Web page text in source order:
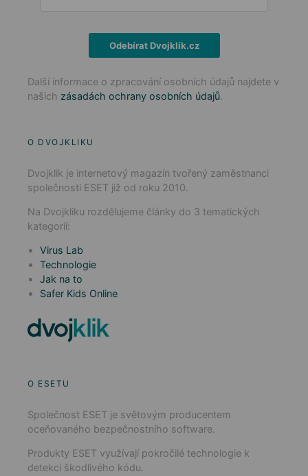
Odebírat Dvojklik.cz
Další informace o zpracování osobních údajů najdete v
našich zásadách ochrany osobních údajů.
O DVOJKLIKU
Dvojklik je internetový magazín tvořený zaměstnanci
společnosti ESET již od roku 2010.
Na Dvojkliku rozdělujeme články do 3 tematických
kategorií:
Virus Lab
Technologie
Jak na to
Safer Kids Online
O ESETU
Společnost ESET je světovým producentem
oceňovaného bezpečnostního software.
Produkty ESET využívají pokročilé technologie k
detekci škodlivého kódu.